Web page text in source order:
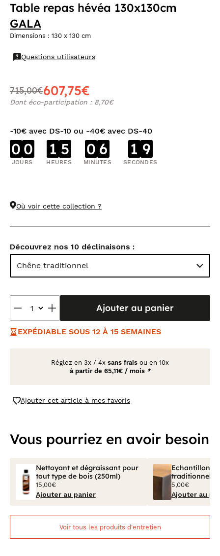
Table repas hévéa 130x130cm
GALA
Dimensions : 130 x 130 cm
Questions utilisateurs
715,00€607,75€
Dont éco-participation : 8,70€
-10€ avec DS-10 ou -40€ avec DS-40
0 0
JOURS
1 5
HEURES
0 6
MINUTES
1 9
SECONDES
Où voir cette collection ?
Découvrez nos 10 déclinaisons :
Chêne traditionnel
Ajouter au panier
EXPÉDIABLE SOUS 12 À 15 SEMAINES
Réglez en 3x / 4x sans frais ou en 10x
à partir de 65,11€ / mois *
Ajouter cet article à mes favoris
Vous pourriez en avoir besoin
Nettoyant et dégraissant pour
tout type de bois (250ml)
15,00€
Ajouter au panier
Echantillon
traditionnel
5,00€
Ajouter au
Voir tous les produits d'entretien